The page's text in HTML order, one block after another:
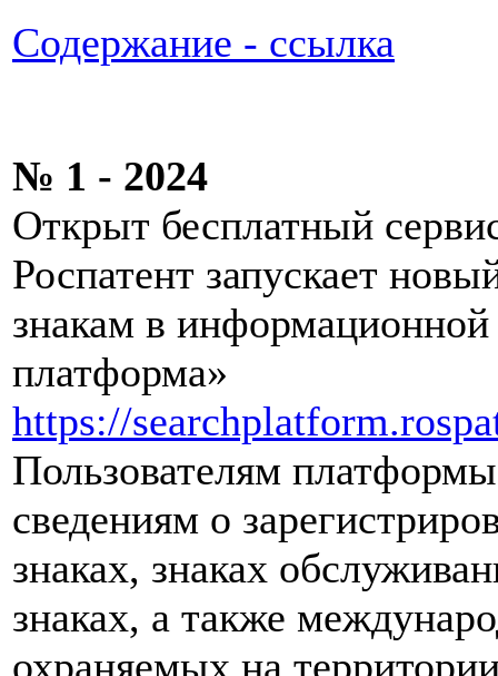
Содержание - ссылка
№ 1 - 2024
Открыт бесплатный
Роспатент запускает
знакам в
платформа»
https://
Пользователям
сведениям о
знаках, знаках
знаках, а также
охраняемых на